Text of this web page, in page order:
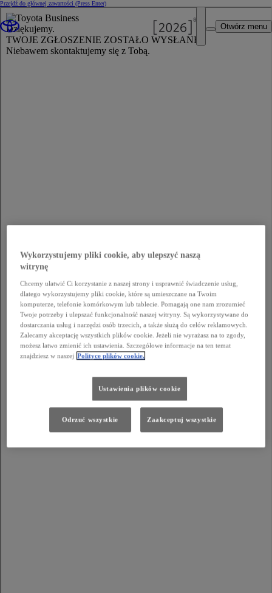
Przejdź do głównej zawartości (Press Enter)
Otwórz menu
Wykorzystujemy pliki cookie, aby ulepszyć naszą
witrynę
Chcemy ułatwić Ci korzystanie z naszej strony i usprawnić świadczenie usług,
dlatego wykorzystujemy pliki cookie, które są umieszczane na Twoim
komputerze, telefonie komórkowym lub tablecie. Pomagają one nam zrozumieć
Twoje potrzeby i ulepszać funkcjonalność naszej witryny. Są wykorzystywane do
dostarczania usług i narzędzi osób trzecich, a także służą do celów reklamowych.
Zalecamy akceptację wszystkich plików cookie. Jeżeli nie wyrażasz na to zgody,
możesz łatwo zmienić ich ustawienia. Szczegółowe informacje na ten temat
znajdziesz w naszej Polityce plików cookie.
Ustawienia plików cookie
Odrzuć wszystkie Zaakceptuj wszystkie